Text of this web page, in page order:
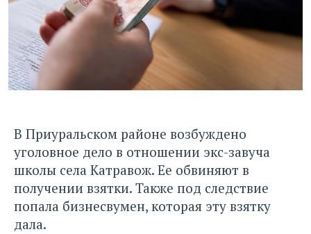
В Приуральском районе возбуждено
уголовное дело в отношении экс-завуча
школы села Катравож. Ее обвиняют в
получении взятки. Также под следствие
попала бизнесвумен, которая эту взятку
дала.